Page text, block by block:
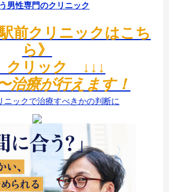
男性専門のクリニック
前クリニックはこち
ら》
リック ↓↓↓
治療が行えます！
ニックで治療すべきかの判断に